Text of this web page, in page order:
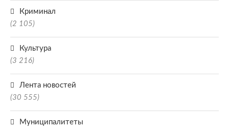
Криминал
(2 105)
Культура
(3 216)
Лента новостей
(30 555)
Муниципалитеты